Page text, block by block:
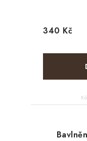
340 Kč